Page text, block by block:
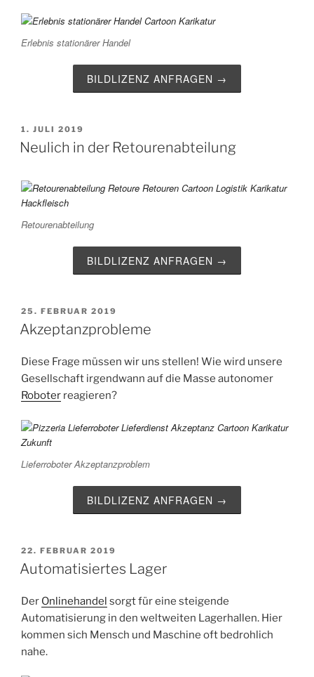
Erlebnis stationärer Handel
BILDLIZENZ ANFRAGEN →
VERÖFFENTLICHT
AM
1. JULI 2019
Neulich in der Retourenabteilung
Retourenabteilung
BILDLIZENZ ANFRAGEN →
VERÖFFENTLICHT
AM
25. FEBRUAR 2019
Akzeptanzprobleme
Diese Frage müssen wir uns stellen! Wie wird unsere
Gesellschaft irgendwann auf die Masse autonomer
Roboter reagieren?
Lieferroboter Akzeptanzproblem
BILDLIZENZ ANFRAGEN →
VERÖFFENTLICHT
AM
22. FEBRUAR 2019
Automatisiertes Lager
Der Onlinehandel sorgt für eine steigende
Automatisierung in den weltweiten Lagerhallen. Hier
kommen sich Mensch und Maschine oft bedrohlich
nahe.